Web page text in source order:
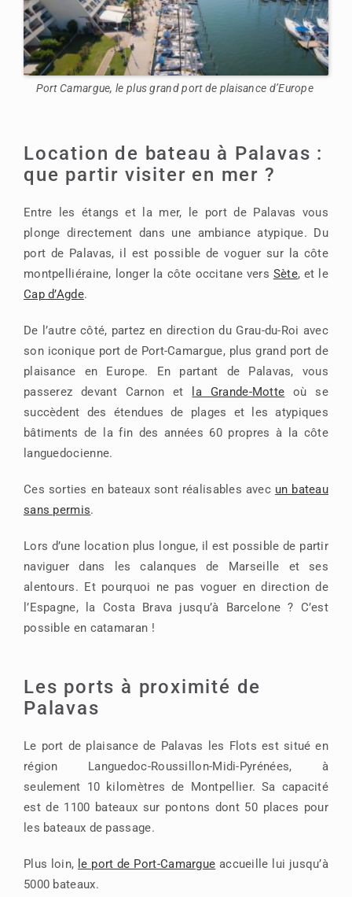
Port Camargue, le plus grand port de plaisance d’Europe
Location de bateau à Palavas :
que partir visiter en mer ?
Entre les étangs et la mer, le port de Palavas vous
plonge directement dans une ambiance atypique. Du
port de Palavas, il est possible de voguer sur la côte
montpelliéraine, longer la côte occitane vers Sète, et le
Cap d’Agde.
De l’autre côté, partez en direction du Grau-du-Roi avec
son iconique port de Port-Camargue, plus grand port de
plaisance en Europe. En partant de Palavas, vous
passerez devant Carnon et
la Grande-Motte où se
succèdent des étendues de plages et les atypiques
bâtiments de la fin des années 60 propres à la côte
languedocienne.
Ces sorties en bateaux sont réalisables avec un bateau
sans permis.
Lors d’une location plus longue, il est possible de partir
naviguer dans les calanques de Marseille et ses
alentours. Et pourquoi ne pas voguer en direction de
l’Espagne, la Costa Brava jusqu’à Barcelone ? C’est
possible en catamaran !
Les ports à proximité de
Palavas
Le port de plaisance de Palavas les Flots est situé en
région Languedoc-Roussillon-Midi-Pyrénées, à
seulement 10 kilomètres de Montpellier. Sa capacité
est de 1100 bateaux sur pontons dont 50 places pour
les bateaux de passage.
Plus loin, le port de Port-Camargue accueille lui jusqu’à
5000 bateaux.